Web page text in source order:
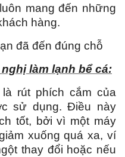
mang đến những
hàng.
đã đến đúng chỗ
làm lạnh bể cá:
rút phích cắm của
sử dụng. Điều này
tốt, bởi vì một máy
xuống quá xa, ví
thay đổi hoặc nếu